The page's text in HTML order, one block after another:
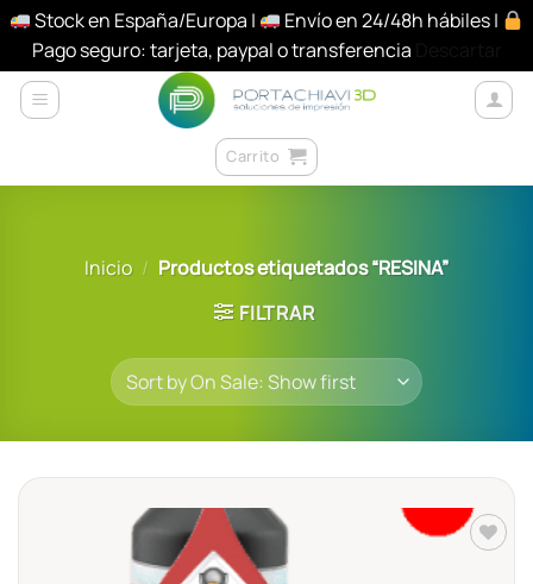
Stock en España/Europa |
Envío en 24/48h hábiles |
Pago seguro: tarjeta, paypal o transferencia
Saltar
Carrito
Inicio / Productos etiquetados “RESINA”
FILTRAR